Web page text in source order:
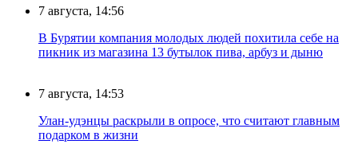
7 августа, 14:56
В Бурятии компания молодых людей похитила себе на
пикник из магазина 13 бутылок пива, арбуз и дыню
7 августа, 14:53
Улан-удэнцы раскрыли в опросе, что считают главным
подарком в жизни